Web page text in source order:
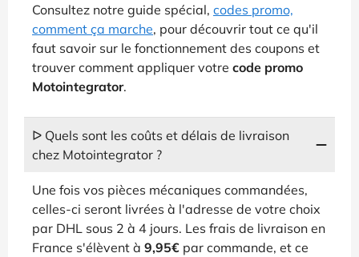
Consultez notre guide spécial, codes promo,
comment ça marche, pour découvrir tout ce qu'il
faut savoir sur le fonctionnement des coupons et
trouver comment appliquer votre code promo
Motointegrator.
ᐅ Quels sont les coûts et délais de livraison
chez Motointegrator ?
Une fois vos pièces mécaniques commandées,
celles-ci seront livrées à l'adresse de votre choix
par DHL sous 2 à 4 jours. Les frais de livraison en
France s'élèvent à 9,95€ par commande, et ce